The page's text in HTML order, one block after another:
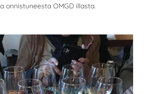
onnistuneesta OMGD illasta.